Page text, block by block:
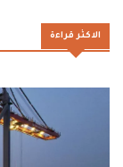
الاكثر قراءة